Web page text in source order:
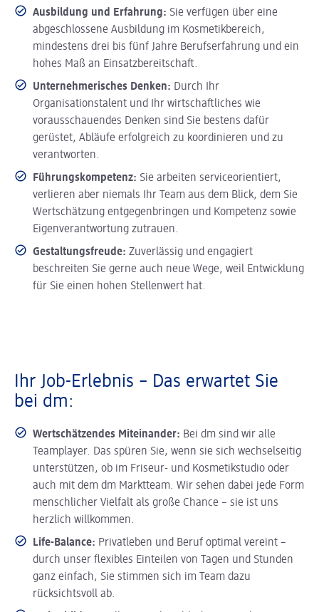
Ausbildung und Erfahrung: Sie verfügen über eine
abgeschlossene Ausbildung im Kosmetikbereich,
mindestens drei bis fünf Jahre Berufserfahrung und ein
hohes Maß an Einsatzbereitschaft.
Unternehmerisches Denken: Durch Ihr
Organisationstalent und Ihr wirtschaftliches wie
vorausschauendes Denken sind Sie bestens dafür
gerüstet, Abläufe erfolgreich zu koordinieren und zu
verantworten.
Führungskompetenz: Sie arbeiten serviceorientiert,
verlieren aber niemals Ihr Team aus dem Blick, dem Sie
Wertschätzung entgegenbringen und Kompetenz sowie
Eigenverantwortung zutrauen.
Gestaltungsfreude: Zuverlässig und engagiert
beschreiten Sie gerne auch neue Wege, weil Entwicklung
für Sie einen hohen Stellenwert hat.
Ihr Job-Erlebnis – Das erwartet Sie
bei dm:
Wertschätzendes Miteinander: Bei dm sind wir alle
Teamplayer. Das spüren Sie, wenn sie sich wechselseitig
unterstützen, ob im Friseur- und Kosmetikstudio oder
auch mit dem dm Marktteam. Wir sehen dabei jede Form
menschlicher Vielfalt als große Chance – sie ist uns
herzlich willkommen.
Life-Balance: Privatleben und Beruf optimal vereint –
durch unser flexibles Einteilen von Tagen und Stunden
ganz einfach, Sie stimmen sich im Team dazu
rücksichtsvoll ab.